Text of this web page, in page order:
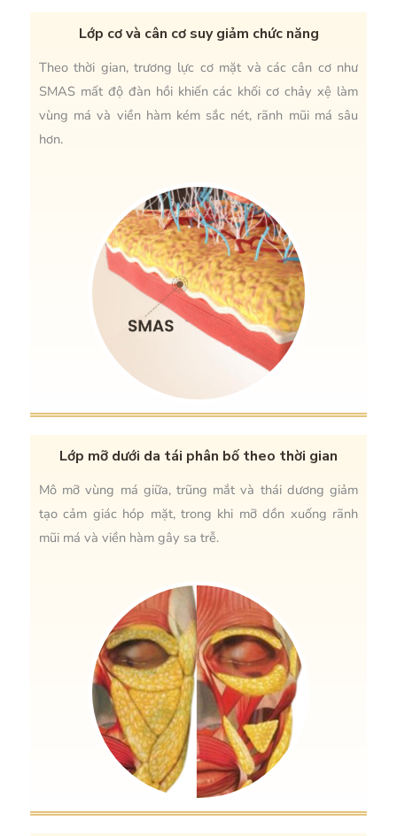
Lớp cơ và cân cơ suy giảm chức năng
Theo thời gian, trương lực cơ mặt và các cân cơ như
SMAS mất độ đàn hồi khiến các khối cơ chảy xệ làm
vùng má và viền hàm kém sắc nét, rãnh mũi má sâu
hơn.
Lớp mỡ dưới da tái phân bố theo thời gian
Mô mỡ vùng má giữa, trũng mắt và thái dương giảm
tạo cảm giác hóp mặt, trong khi mỡ dồn xuống rãnh
mũi má và viền hàm gây sa trễ.